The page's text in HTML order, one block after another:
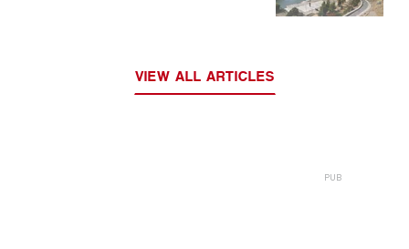
VIEW ALL ARTICLES